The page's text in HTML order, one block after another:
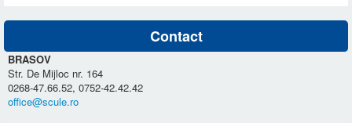
Contact
BRASOV
Str. De Mijloc nr. 164
0268-47.66.52, 0752-42.42.42
office@scule.ro